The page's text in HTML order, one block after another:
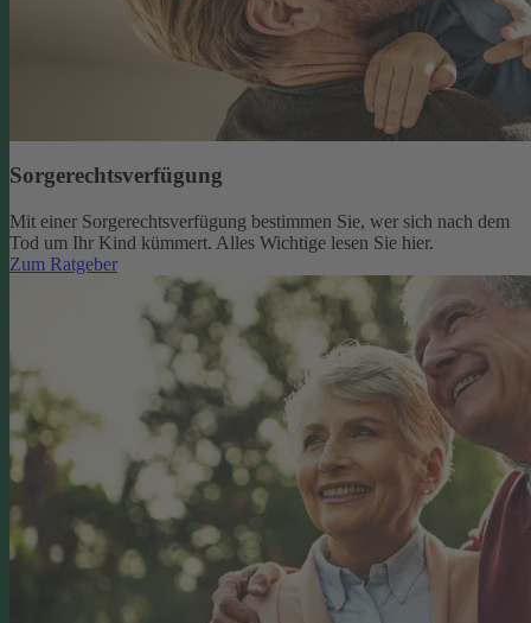
Sorgerechtsverfügung
Mit einer Sorgerechtsverfügung bestimmen Sie, wer sich nach dem
Tod um Ihr Kind kümmert. Alles Wichtige lesen Sie hier.
Zum Ratgeber